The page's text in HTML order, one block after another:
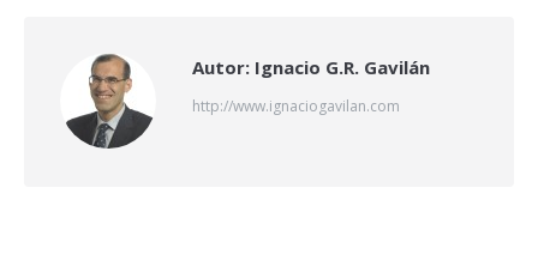
Autor: Ignacio G.R. Gavilán
http://www.ignaciogavilan.com